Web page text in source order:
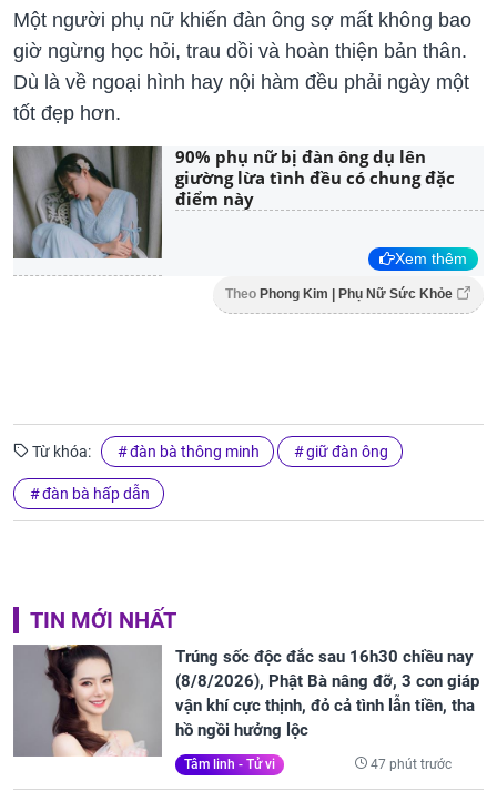
Một người phụ nữ khiến đàn ông sợ mất không bao
giờ ngừng học hỏi, trau dồi và hoàn thiện bản thân.
Dù là về ngoại hình hay nội hàm đều phải ngày một
tốt đẹp hơn.
90% phụ nữ bị đàn ông dụ lên
giường lừa tình đều có chung đặc
điểm này
Xem thêm
Theo Phong Kim | Phụ Nữ Sức Khỏe
Từ khóa: đàn bà thông minh giữ đàn ông
đàn bà hấp dẫn
TIN MỚI NHẤT
Trúng sốc độc đắc sau 16h30 chiều nay
(8/8/2026), Phật Bà nâng đỡ, 3 con giáp
vận khí cực thịnh, đỏ cả tình lẫn tiền, tha
hồ ngồi hưởng lộc
Tâm linh - Tử vi 47 phút trước